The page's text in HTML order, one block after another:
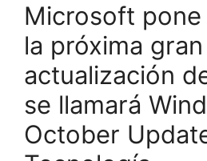
Microsoft pone
la próxima gran
actualización
se llamará
October Update